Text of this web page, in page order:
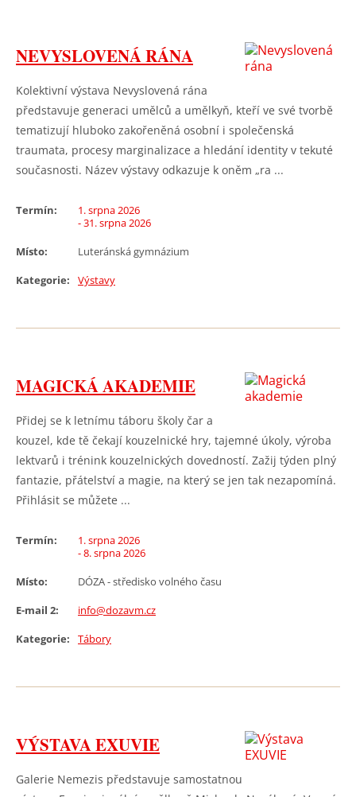
NEVYSLOVENÁ RÁNA
Kolektivní výstava Nevyslovená rána
představuje generaci umělců a umělkyň, kteří ve své tvorbě
tematizují hluboko zakořeněná osobní i společenská
traumata, procesy marginalizace a hledání identity v tekuté
současnosti. Název výstavy odkazuje k oněm „ra ...
Termín:
1. srpna 2026
- 31. srpna 2026
Místo:
Luteránská gymnázium
Kategorie:
Výstavy
MAGICKÁ AKADEMIE
Přidej se k letnímu táboru školy čar a
kouzel, kde tě čekají kouzelnické hry, tajemné úkoly, výroba
lektvarů i trénink kouzelnických dovedností. Zažij týden plný
fantazie, přátelství a magie, na který se jen tak nezapomíná.
Přihlásit se můžete ...
Termín:
1. srpna 2026
- 8. srpna 2026
Místo:
DÓZA - středisko volného času
E-mail 2:
info@dozavm.cz
Kategorie:
Tábory
VÝSTAVA EXUVIE
Galerie Nemezis představuje samostatnou